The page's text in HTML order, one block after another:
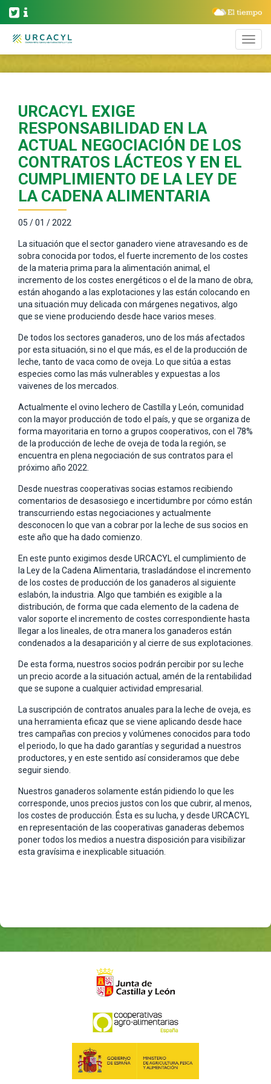
URCACYL EXIGE
RESPONSABILIDAD EN LA
ACTUAL NEGOCIACIÓN DE LOS
CONTRATOS LÁCTEOS Y EN EL
CUMPLIMIENTO DE LA LEY DE
LA CADENA ALIMENTARIA
05 / 01 / 2022
La situación que el sector ganadero viene atravesando es de
sobra conocida por todos, el fuerte incremento de los costes
de la materia prima para la alimentación animal, el
incremento de los costes energéticos o el de la mano de obra,
están ahogando a las explotaciones y las están colocando en
una situación muy delicada con márgenes negativos, algo
que se viene produciendo desde hace varios meses.
De todos los sectores ganaderos, uno de los más afectados
por esta situación, si no el que más, es el de la producción de
leche, tanto de vaca como de oveja. Lo que sitúa a estas
especies como las más vulnerables y expuestas a los
vaivenes de los mercados.
Actualmente el ovino lechero de Castilla y León, comunidad
con la mayor producción de todo el país, y que se organiza de
forma mayoritaria en torno a grupos cooperativos, con el 78%
de la producción de leche de oveja de toda la región, se
encuentra en plena negociación de sus contratos para el
próximo año 2022.
Desde nuestras cooperativas socias estamos recibiendo
comentarios de desasosiego e incertidumbre por cómo están
transcurriendo estas negociaciones y actualmente
desconocen lo que van a cobrar por la leche de sus socios en
este año que ha dado comienzo.
En este punto exigimos desde URCACYL el cumplimiento de
la Ley de la Cadena Alimentaria, trasladándose el incremento
de los costes de producción de los ganaderos al siguiente
eslabón, la industria. Algo que también es exigible a la
distribución, de forma que cada elemento de la cadena de
valor soporte el incremento de costes correspondiente hasta
llegar a los lineales, de otra manera los ganaderos están
condenados a la desaparición y al cierre de sus explotaciones.
De esta forma, nuestros socios podrán percibir por su leche
un precio acorde a la situación actual, amén de la rentabilidad
que se supone a cualquier actividad empresarial.
La suscripción de contratos anuales para la leche de oveja, es
una herramienta eficaz que se viene aplicando desde hace
tres campañas con precios y volúmenes conocidos para todo
el periodo, lo que ha dado garantías y seguridad a nuestros
productores, y en este sentido así consideramos que debe
seguir siendo.
Nuestros ganaderos solamente están pidiendo lo que les
corresponde, unos precios justos con los que cubrir, al menos,
los costes de producción. Ésta es su lucha, y desde URCACYL
en representación de las cooperativas ganaderas debemos
poner todos los medios a nuestra disposición para visibilizar
esta gravísima e inexplicable situación.